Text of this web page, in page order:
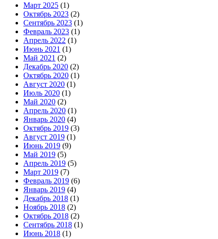
Март 2025 (1)
Октябрь 2023 (2)
Сентябрь 2023 (1)
Февраль 2023 (1)
Апрель 2022 (1)
Июнь 2021 (1)
Май 2021 (2)
Декабрь 2020 (2)
Октябрь 2020 (1)
Август 2020 (1)
Июль 2020 (1)
Май 2020 (2)
Апрель 2020 (1)
Январь 2020 (4)
Октябрь 2019 (3)
Август 2019 (1)
Июнь 2019 (9)
Май 2019 (5)
Апрель 2019 (5)
Март 2019 (7)
Февраль 2019 (6)
Январь 2019 (4)
Декабрь 2018 (1)
Ноябрь 2018 (2)
Октябрь 2018 (2)
Сентябрь 2018 (1)
Июнь 2018 (1)